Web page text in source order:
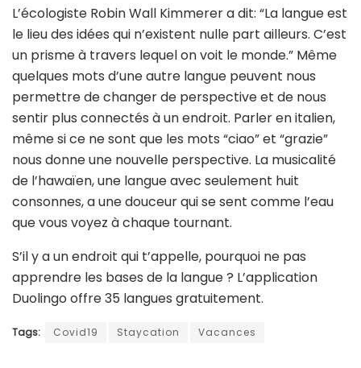
L’écologiste Robin Wall Kimmerer a dit: “La langue est
le lieu des idées qui n’existent nulle part ailleurs. C’est
un prisme à travers lequel on voit le monde.” Même
quelques mots d’une autre langue peuvent nous
permettre de changer de perspective et de nous
sentir plus connectés à un endroit. Parler en italien,
même si ce ne sont que les mots “ciao” et “grazie”
nous donne une nouvelle perspective. La musicalité
de l’hawaïen, une langue avec seulement huit
consonnes, a une douceur qui se sent comme l’eau
que vous voyez à chaque tournant.
S’il y a un endroit qui t’appelle, pourquoi ne pas
apprendre les bases de la langue ? L’application
Duolingo offre 35 langues gratuitement.
Tags: Covid19 Staycation Vacances